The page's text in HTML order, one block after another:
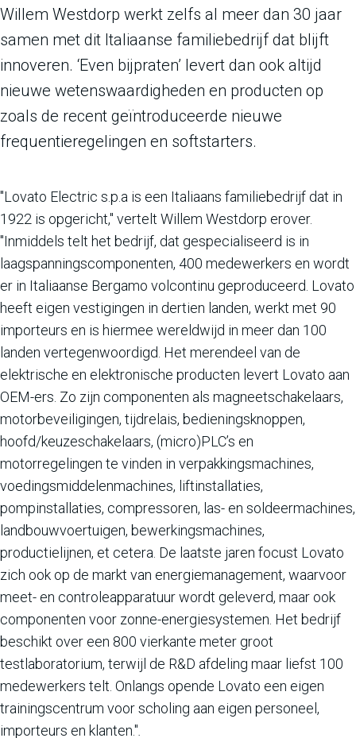
Willem Westdorp werkt zelfs al meer dan 30 jaar
samen met dit Italiaanse familiebedrijf dat blijft
innoveren. ‘Even bijpraten’ levert dan ook altijd
nieuwe wetenswaardigheden en producten op
zoals de recent geïntroduceerde nieuwe
frequentieregelingen en softstarters.
"Lovato Electric s.p.a is een Italiaans familiebedrijf dat in
1922 is opgericht," vertelt Willem Westdorp erover.
"Inmiddels telt het bedrijf, dat gespecialiseerd is in
laagspanningscomponenten, 400 medewerkers en wordt
er in Italiaanse Bergamo volcontinu geproduceerd. Lovato
heeft eigen vestigingen in dertien landen, werkt met 90
importeurs en is hiermee wereldwijd in meer dan 100
landen vertegenwoordigd. Het merendeel van de
elektrische en elektronische producten levert Lovato aan
OEM-ers. Zo zijn componenten als magneetschakelaars,
motorbeveiligingen, tijdrelais, bedieningsknoppen,
hoofd/keuzeschakelaars, (micro)PLC’s en
motorregelingen te vinden in verpakkingsmachines,
voedingsmiddelenmachines, liftinstallaties,
pompinstallaties, compressoren, las- en soldeermachines,
landbouwvoertuigen, bewerkingsmachines,
productielijnen, et cetera. De laatste jaren focust Lovato
zich ook op de markt van energiemanagement, waarvoor
meet- en controleapparatuur wordt geleverd, maar ook
componenten voor zonne-energiesystemen. Het bedrijf
beschikt over een 800 vierkante meter groot
testlaboratorium, terwijl de R&D afdeling maar liefst 100
medewerkers telt. Onlangs opende Lovato een eigen
trainingscentrum voor scholing aan eigen personeel,
importeurs en klanten.".